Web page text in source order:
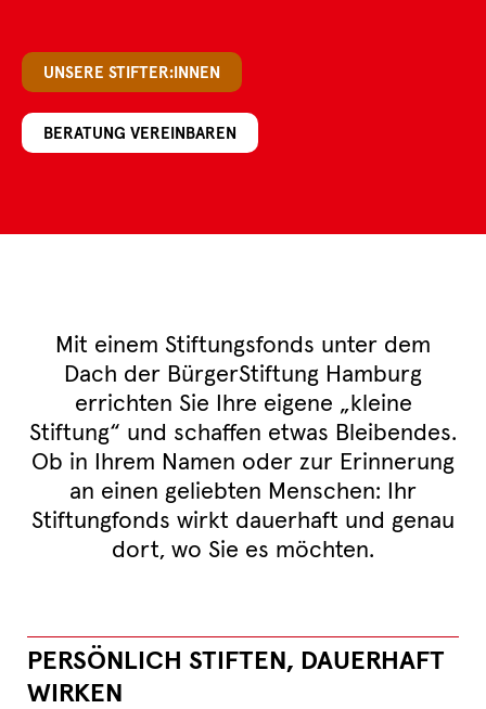
UNSERE STIFTER:INNEN
BERATUNG VEREINBAREN
Mit einem Stiftungsfonds unter dem
Dach der BürgerStiftung Hamburg
errichten Sie Ihre eigene „kleine
Stiftung“ und schaffen etwas Bleibendes.
Ob in Ihrem Namen oder zur Erinnerung
an einen geliebten Menschen: Ihr
Stiftungfonds wirkt dauerhaft und genau
dort, wo Sie es möchten.
PERSÖNLICH STIFTEN, DAUERHAFT
WIRKEN